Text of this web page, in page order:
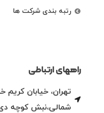
رتبه بندی شرکت ها
راههای ارتباطی
تهران، خیابان کریم
شمالی،نبش کوچه دی، پلاک 87